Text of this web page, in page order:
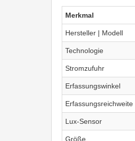
Merkmal
Hersteller | Modell
Technologie
Stromzufuhr
Erfassungswinkel
Erfassungsreichweite
Lux-Sensor
Größe